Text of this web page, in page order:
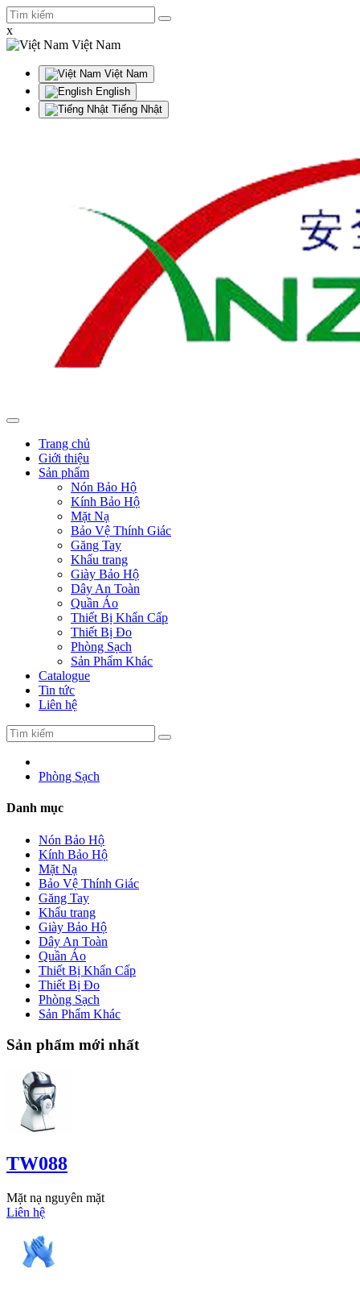
x
Việt Nam
Việt Nam
English
Tiếng Nhật
Trang chủ
Giới thiệu
Sản phẩm
Nón Bảo Hộ
Kính Bảo Hộ
Mặt Nạ
Bảo Vệ Thính Giác
Găng Tay
Khẩu trang
Giày Bảo Hộ
Dây An Toàn
Quần Áo
Thiết Bị Khẩn Cấp
Thiết Bị Đo
Phòng Sạch
Sản Phẩm Khác
Catalogue
Tin tức
Liên hệ
Phòng Sạch
Danh mục
Nón Bảo Hộ
Kính Bảo Hộ
Mặt Nạ
Bảo Vệ Thính Giác
Găng Tay
Khẩu trang
Giày Bảo Hộ
Dây An Toàn
Quần Áo
Thiết Bị Khẩn Cấp
Thiết Bị Đo
Phòng Sạch
Sản Phẩm Khác
Sản phẩm mới nhất
TW088
Mặt nạ nguyên mặt
Liên hệ